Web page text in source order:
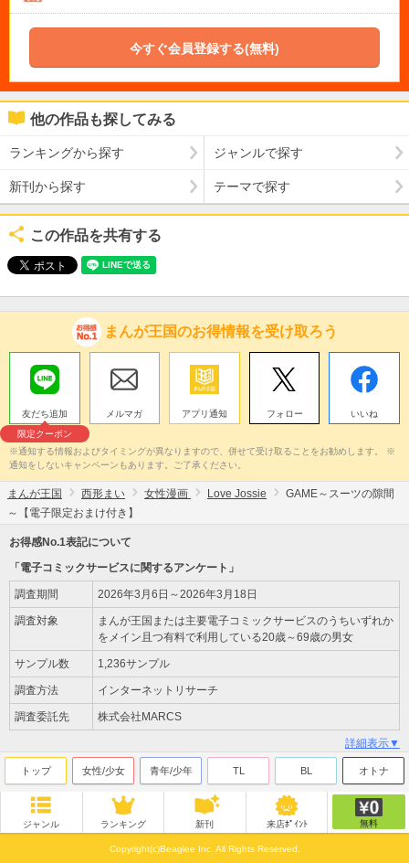
今すぐ会員登録する(無料)
他の作品も探してみる
ランキングから探す ジャンルで探す
新刊から探す テーマで探す
この作品を共有する
まんが王国のお得情報を受け取ろう
友だち追加
限定クーポン
メルマガ アプリ通知 フォロー いいね
※通知する情報およびタイミングが異なりますので、併せて受け取ることをお勧めします。 ※
通知をしないキャンペーンもあります。ご了承ください。
まんが王国 西形まい 女性漫画 Love Jossie
GAME～スーツの隙間
～【電子限定おまけ付き】
お得感No.1表記について
「電子コミックサービスに関するアンケート」
調査期間 2026年3月6日～2026年3月18日
調査対象
まんが王国または主要電子コミックサービスのうちいずれか
をメイン且つ有料で利用している20歳～69歳の男女
サンプル数 1,236サンプル
調査方法 インターネットリサーチ
調査委託先 株式会社MARCS
詳細表示▼
トップ 女性/少女 青年/少年 TL BL オトナ
ジャンル ランキング 新刊 来店ﾎﾟｲﾝﾄ 無料
Copyright(c)Beaglee Inc. All Rights Reserved.